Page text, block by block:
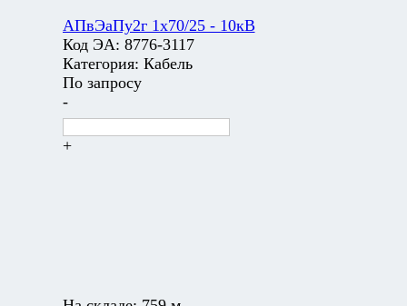
АПвЭаПу2г 1х70/25 - 10кВ
Код ЭА: 8776-3117
Категория: Кабель
По запросу
-
+